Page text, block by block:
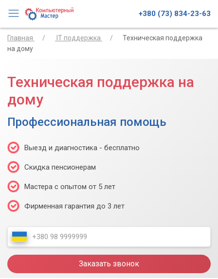
+380 (73) 834-23-63
Главная IT поддержка
Техническая поддержка
на дому
Техническая поддержка на
дому
Профессиональная помощь
Выезд и диагностика - бесплатно
Скидка пенсионерам
Мастера с опытом от 5 лет
Фирменная гарантия до 3 лет
Заказать звонок